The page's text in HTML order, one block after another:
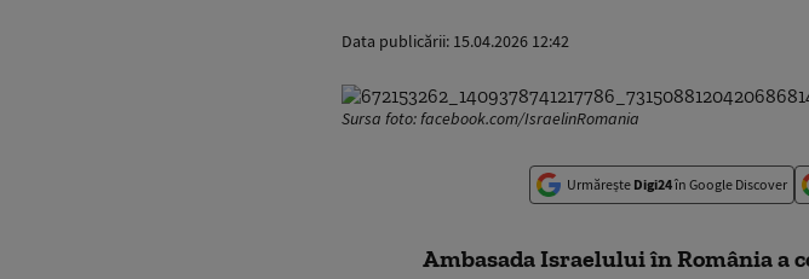
Data publicării: 15.04.2026 12:42
Sursa foto: facebook.com/IsraelinRomania
Urmărește Digi24în Google Discover
Ambasada Israelului în România